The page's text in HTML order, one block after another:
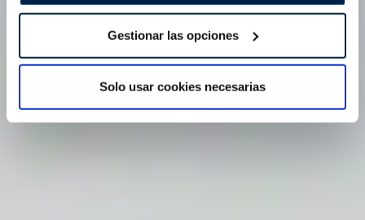
sección de datos. Puede cambiar o retirar su
consentimiento en cualquier momento en la Declaración
de cookies.
Las cookies de este sitio web se usan para personalizar
Gestionar las opciones
Solo usar cookies necesarias